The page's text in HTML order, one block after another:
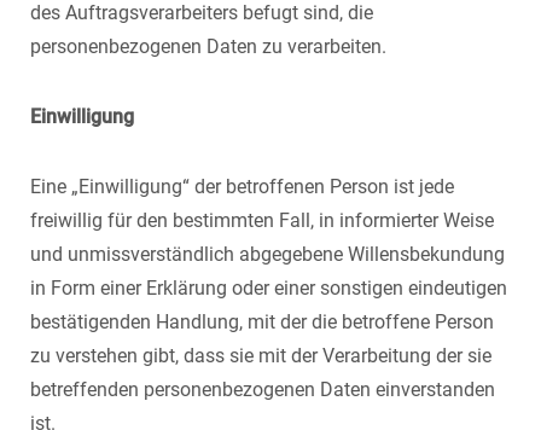
des Auftragsverarbeiters befugt sind, die
personenbezogenen Daten zu verarbeiten.
Einwilligung
Eine „Einwilligung“ der betroffenen Person ist jede
freiwillig für den bestimmten Fall, in informierter Weise
und unmissverständlich abgegebene Willensbekundung
in Form einer Erklärung oder einer sonstigen eindeutigen
bestätigenden Handlung, mit der die betroffene Person
zu verstehen gibt, dass sie mit der Verarbeitung der sie
betreffenden personenbezogenen Daten einverstanden
ist.